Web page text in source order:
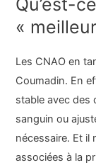
Qu’est-
«
Les CNAO en
Coumadin. En
stable avec des
sanguin ou
nécessaire. Et il
associées à la